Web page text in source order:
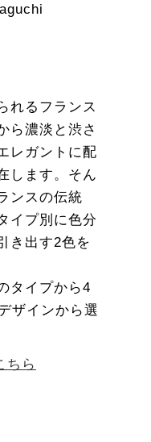
れるフランス
ら濃淡と渋さ
レガントに配
します。そん
ンスの伝統
イプ別に色分
き出す2色を
タイプから4
ザインから選
ちら